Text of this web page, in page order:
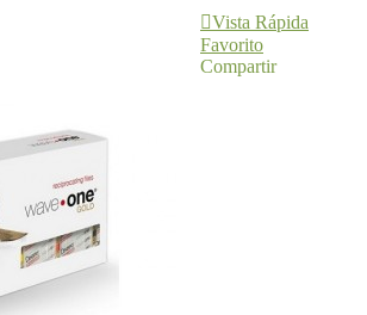
Vista Rápida
Favorito
Compartir